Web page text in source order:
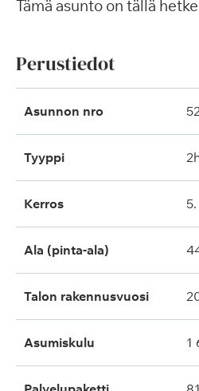
Tämä asunto on tällä
Perustiedot
Asunnon nro
Tyyppi
Kerros
Ala (pinta-ala)
Talon rakennusvuosi
Asumiskulu 1